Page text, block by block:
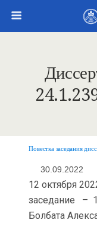
Повестка заседания
30.09.2022
12 октября
заседание –
Болбата